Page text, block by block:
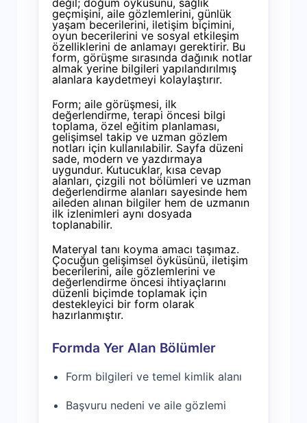
değil; doğum öyküsünü, sağlık
geçmişini, aile gözlemlerini, günlük
yaşam becerilerini, iletişim biçimini,
oyun becerilerini ve sosyal etkileşim
özelliklerini de anlamayı gerektirir. Bu
form, görüşme sırasında dağınık notlar
almak yerine bilgileri yapılandırılmış
alanlara kaydetmeyi kolaylaştırır.
Form; aile görüşmesi, ilk
değerlendirme, terapi öncesi bilgi
toplama, özel eğitim planlaması,
gelişimsel takip ve uzman gözlem
notları için kullanılabilir. Sayfa düzeni
sade, modern ve yazdırmaya
uygundur. Kutucuklar, kısa cevap
alanları, çizgili not bölümleri ve uzman
değerlendirme alanları sayesinde hem
aileden alınan bilgiler hem de uzmanın
ilk izlenimleri aynı dosyada
toplanabilir.
Materyal tanı koyma amacı taşımaz.
Çocuğun gelişimsel öyküsünü, iletişim
becerilerini, aile gözlemlerini ve
değerlendirme öncesi ihtiyaçlarını
düzenli biçimde toplamak için
destekleyici bir form olarak
hazırlanmıştır.
Formda Yer Alan Bölümler
Form bilgileri ve temel kimlik alanı
Başvuru nedeni ve aile gözlemi